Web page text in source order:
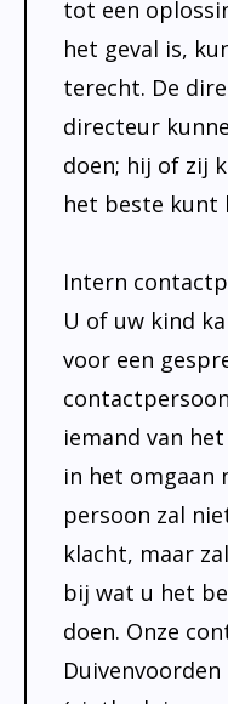
tot een
het geval is,
terecht. De
directeur
doen; hij of zij
het beste kunt
Intern
U of uw kind
voor een
iemand van
in het omgaan
persoon zal
klacht, maar
bij wat u het
doen. Onze
Duivenvoorden